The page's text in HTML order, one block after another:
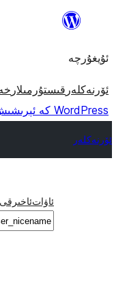
مەزمۇنغا
ئۇيغۇرچە
ئۆرنەكلەر قىستۇرمىلار
WordPress كە ئېرىشىش
ئۆرنەكلەر
ئاۋاتئاخىرقى
ئىزدە